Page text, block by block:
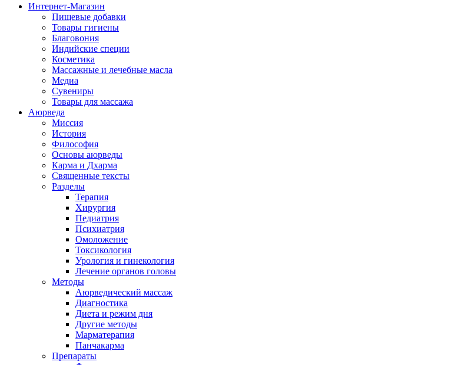
Интернет-Магазин
Пищевые добавки
Товары гигиены
Благовония
Индийские специи
Косметика
Массажные и лечебные масла
Медиа
Сувениры
Товары для массажа
Аюрведа
Миссия
История
Философия
Основы аюрведы
Карма и Дхарма
Священные тексты
Разделы
Терапия
Хирургия
Педиатрия
Психиатрия
Омоложение
Токсикология
Урология и гинекология
Лечение органов головы
Методы
Аюрведический массаж
Диагностика
Диета и режим дня
Другие методы
Марматерапия
Панчакарма
Препараты